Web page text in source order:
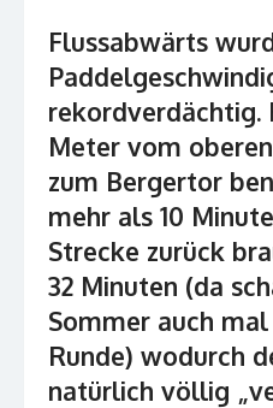
Flussabwärts
rekordverdächtig.
Meter vom
zum Bergertor
mehr als 10
Strecke zurück
32 Minuten (da
Sommer auch
Runde) wodurch
natürlich völlig